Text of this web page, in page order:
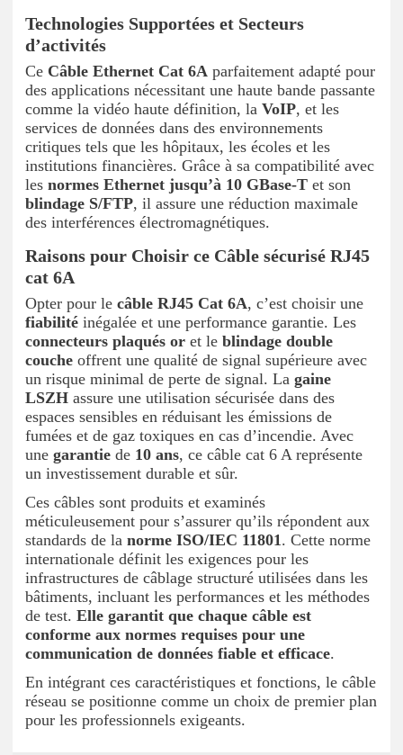
Technologies Supportées et Secteurs
d’activités
Ce Câble Ethernet Cat 6A parfaitement adapté pour
des applications nécessitant une haute bande passante
comme la vidéo haute définition, la VoIP, et les
services de données dans des environnements
critiques tels que les hôpitaux, les écoles et les
institutions financières. Grâce à sa compatibilité avec
les normes Ethernet jusqu’à 10 GBase-T et son
blindage S/FTP, il assure une réduction maximale
des interférences électromagnétiques.
Raisons pour Choisir ce Câble sécurisé RJ45
cat 6A
Opter pour le câble RJ45 Cat 6A, c’est choisir une
fiabilité inégalée et une performance garantie. Les
connecteurs plaqués or et le blindage double
couche offrent une qualité de signal supérieure avec
un risque minimal de perte de signal. La gaine
LSZH assure une utilisation sécurisée dans des
espaces sensibles en réduisant les émissions de
fumées et de gaz toxiques en cas d’incendie. Avec
une garantie de 10 ans, ce câble cat 6 A représente
un investissement durable et sûr.
Ces câbles sont produits et examinés
méticuleusement pour s’assurer qu’ils répondent aux
standards de la norme ISO/IEC 11801 . Cette norme
internationale définit les exigences pour les
infrastructures de câblage structuré utilisées dans les
bâtiments, incluant les performances et les méthodes
de test. Elle garantit que chaque câble est
conforme aux normes requises pour une
communication de données fiable et efficace.
En intégrant ces caractéristiques et fonctions, le câble
réseau se positionne comme un choix de premier plan
pour les professionnels exigeants.